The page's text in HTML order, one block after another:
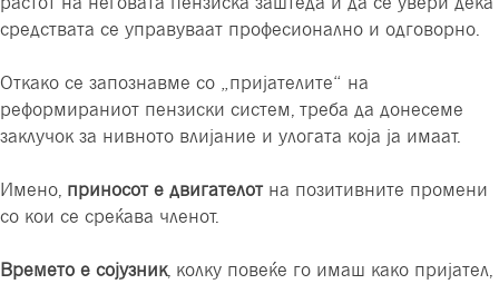
средствата се управуваат професионално и одговорно.
Откако се запознавме со „пријателите“ на
реформираниот пензиски систем, треба да донесеме
заклучок за нивното влијание и улогата која ја имаат.
Имено, приносот е двигателотна позитивните промени
со кои се среќава членот.
Времето е сојузник, колку повеќе го имаш како пријател,